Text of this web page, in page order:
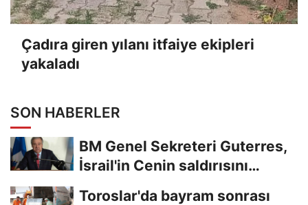
Çadıra giren yılanı itfaiye ekipleri
yakaladı
SON HABERLER
BM Genel Sekreteri Guterres,
İsrail'in Cenin saldırısını
Toroslar'da bayram sonrası